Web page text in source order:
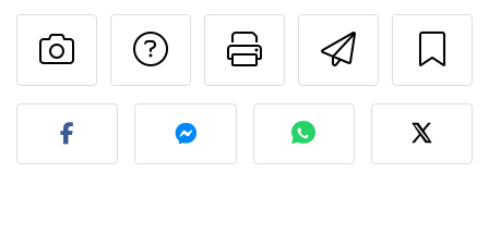
Imprimer
Poser une
Publier votre photo de